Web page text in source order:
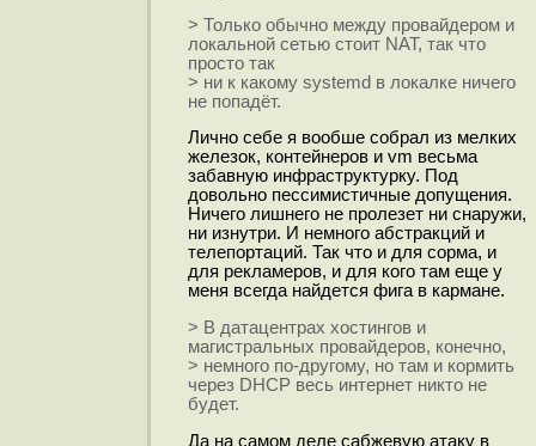
> Только обычно между провайдером и
локальной сетью стоит NAT, так что
просто так
> ни к какому systemd в локалке ничего
не попадёт.
Лично себе я вообше собрал из мелких
железок, контейнеров и vm весьма
забавную инфраструктурку. Под
довольно пессимистичные допущения.
Ничего лишнего не пролезет ни снаружи,
ни изнутри. И немного абстракций и
телепортаций. Так что и для сорма, и
для рекламеров, и для кого там еще у
меня всегда найдется фига в кармане.
> В датацентрах хостингов и
магистральных провайдеров, конечно,
> немного по-другому, но там и кормить
через DHCP весь интернет никто не
будет.
Да на самом деле сабжевую атаку в